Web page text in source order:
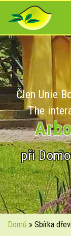
Člen Unie
The
při
Domů » Sbírka